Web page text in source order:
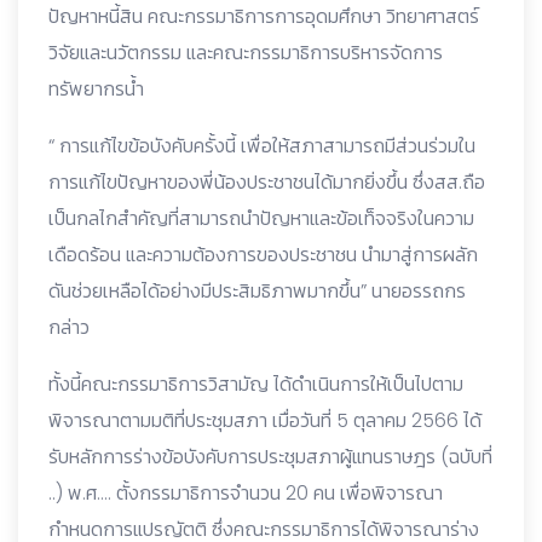
ปัญหาหนี้สิน คณะกรรมาธิการการอุดมศึกษา วิทยาศาสตร์
วิจัยและนวัตกรรม และคณะกรรมาธิการบริหารจัดการ
ทรัพยากรน้ำ
“ การแก้ไขข้อบังคับครั้งนี้ เพื่อให้สภาสามารถมีส่วนร่วมใน
การแก้ไขปัญหาของพี่น้องประชาชนได้มากยิ่งขึ้น ซึ่งสส.ถือ
เป็นกลไกสำคัญที่สามารถนำปัญหาและข้อเท็จจริงในความ
เดือดร้อน และความต้องการของประชาชน นำมาสู่การผลัก
ดันช่วยเหลือได้อย่างมีประสิมธิภาพมากขึ้น” นายอรรถกร
กล่าว
ทั้งนี้คณะกรรมาธิการวิสามัญ ได้ดำเนินการให้เป็นไปตาม
พิจารณาตามมติที่ประชุมสภา เมื่อวันที่ 5 ตุลาคม 2566 ได้
รับหลักการร่างข้อบังคับการประชุมสภาผู้แทนราษฎร (ฉบับที่
..) พ.ศ…. ตั้งกรรมาธิการจำนวน 20 คน เพื่อพิจารณา
กำหนดการแปรญัตติ ซึ่งคณะกรรมาธิการได้พิจารณาร่าง